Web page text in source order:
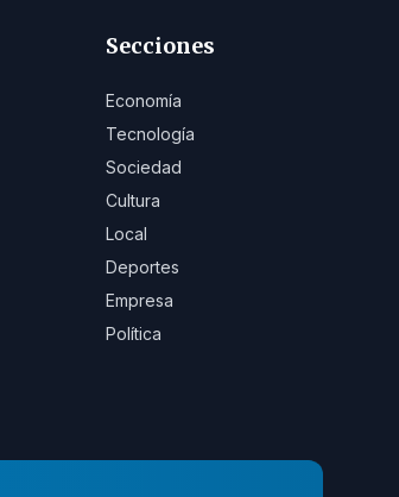
Secciones
Economía
Tecnología
Sociedad
Cultura
Local
Deportes
Empresa
Política